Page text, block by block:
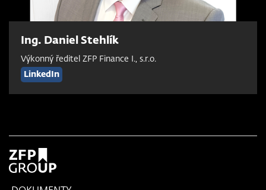
Ing. Daniel Stehlík
Výkonný ředitel ZFP Finance I., s.r.o.
LinkedIn